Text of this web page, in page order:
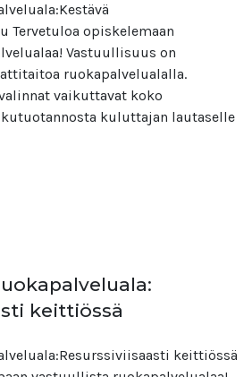
Tervetuloa opiskelemaan
Vastuullisuus on
ruokapalvelualalla.
vaikuttavat koko
kuluttajan lautaselle
keittiössä
keittiössä